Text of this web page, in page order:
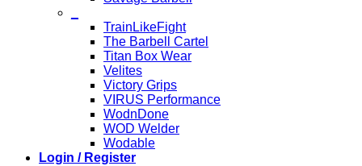
TrainLikeFight
The Barbell Cartel
Titan Box Wear
Velites
Victory Grips
VIRUS Performance
WodnDone
WOD Welder
Wodable
Login / Register